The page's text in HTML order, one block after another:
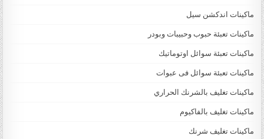
ماكينات اندكشن سيل
ماكينات تعبئة حبوب وحبيبات وبودر
ماكينات تعبئة سوائل اوتوماتيك
ماكينات تعبئة سوائل فى عبوات
ماكينات تغليف بالشرنك الحراري
ماكينات تغليف بالفاكيوم
ماكينات تغليف شرنك